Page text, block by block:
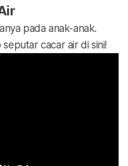
pada anak-anak.
cacar air di sini!